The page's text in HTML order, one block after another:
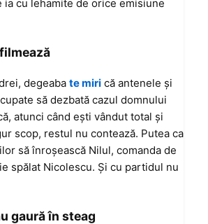
ia cu lehamite de orice emisiune
degeaba te miri că antenele şi
să dezbată cazul domnului
atunci când eşti vândut total şi
scop, restul nu contează. Putea ca
să înroşească Nilul, comanda de
spălat Nicolescu. Şi cu partidul nu
gaură în steag